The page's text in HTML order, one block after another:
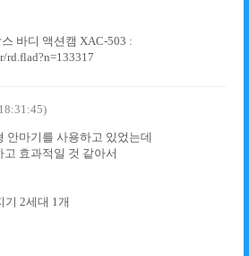
바디 액션캠 XAC-503 :
rd.flad?n=133317
안마기를 사용하고 있었는데
효과적일 것 같아서
기 2세대 1개